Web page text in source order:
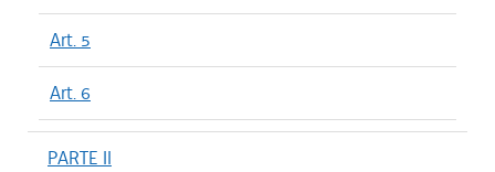
Art. 5
Art. 6
PARTE II